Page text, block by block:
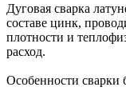
Дуговая сварка
составе цинк,
плотности и
расход.
Особенности сварки